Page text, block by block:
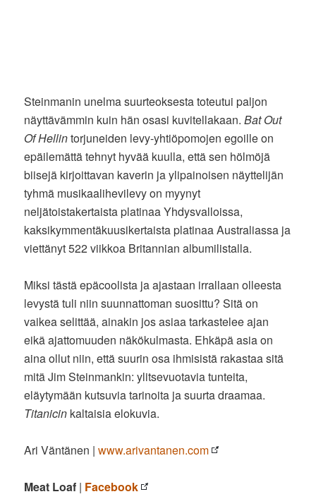
Steinmanin unelma suurteoksesta toteutui paljon
näyttävämmin kuin hän osasi kuvitellakaan.Bat Out
Of Hellintorjuneiden levy-yhtiöpomojen egoille on
epäilemättä tehnyt hyvää kuulla, että sen hölmöjä
biisejä kirjoittavan kaverin ja ylipainoisen näyttelijän
tyhmä musikaalihevilevy on myynyt
neljätoistakertaista platinaa Yhdysvalloissa,
kaksikymmentäkuusikertaista platinaa Australiassa ja
viettänyt 522 viikkoa Britannian albumilistalla.
Miksi tästä epäcoolista ja ajastaan irrallaan olleesta
levystä tuli niin suunnattoman suosittu? Sitä on
vaikea selittää, ainakin jos asiaa tarkastelee ajan
eikä ajattomuuden näkökulmasta. Ehkäpä asia on
aina ollut niin, että suurin osa ihmisistä rakastaa sitä
mitä Jim Steinmankin: ylitsevuotavia tunteita,
eläytymään kutsuvia tarinoita ja suurta draamaa.
Titanicin kaltaisia elokuvia.
Ari Väntänen |www.arivantanen.com
Meat Loaf | Facebook